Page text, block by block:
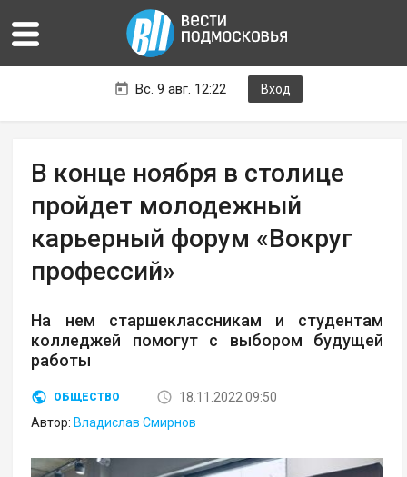
Вс. 9 авг. 12:22 Вход
В конце ноября в столице
пройдет молодежный
карьерный форум «Вокруг
профессий»
На нем старшеклассникам и студентам
колледжей помогут с выбором будущей
работы
ОБЩЕСТВО
18.11.2022 09:50
Автор: Владислав Смирнов